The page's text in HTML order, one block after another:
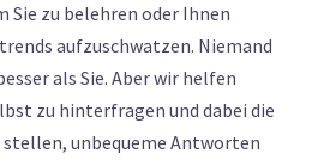
Sie zu belehren oder Ihnen
aufzuschwatzen. Niemand
als Sie. Aber wir helfen
zu hinterfragen und dabei die
unbequeme Antworten